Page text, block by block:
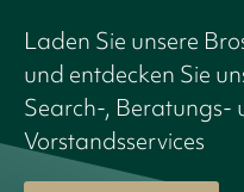
Laden Sie unsere
und entdecken Sie
Search-, Beratungs-
Vorstandsservices